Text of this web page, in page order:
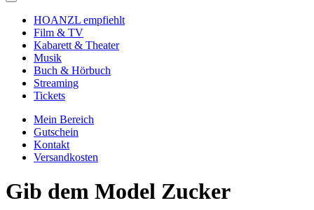
HOANZL empfiehlt
Film & TV
Kabarett & Theater
Musik
Buch & Hörbuch
Streaming
Tickets
Mein Bereich
Gutschein
Kontakt
Versandkosten
Gib dem Model Zucker